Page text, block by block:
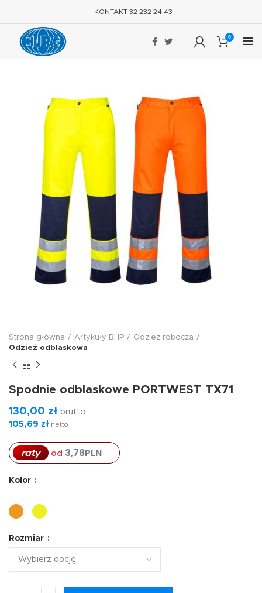
KONTAKT 32 232 24 43
0
Strona główna Artykuły BHP
Odzież robocza
Odzież odblaskowa
Spodnie odblaskowe PORTWEST TX71
130,00 zł brutto
105,69 zł netto
raty od 3,78PLN
Kolor
Rozmiar